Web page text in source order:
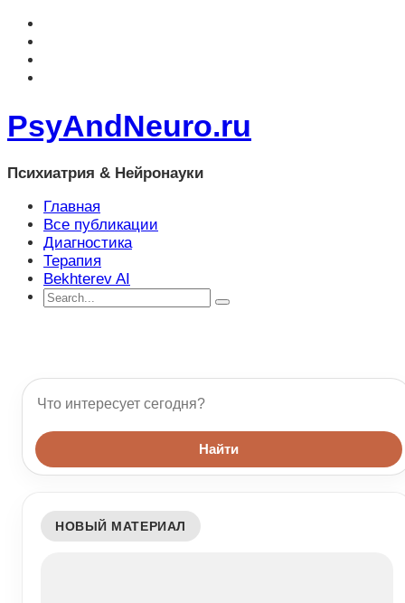
PsyAndNeuro.ru
Психиатрия & Нейронауки
Главная
Все публикации
Диагностика
Терапия
Bekhterev AI
Найти
НОВЫЙ МАТЕРИАЛ